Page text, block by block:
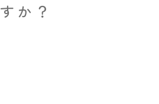
すか？